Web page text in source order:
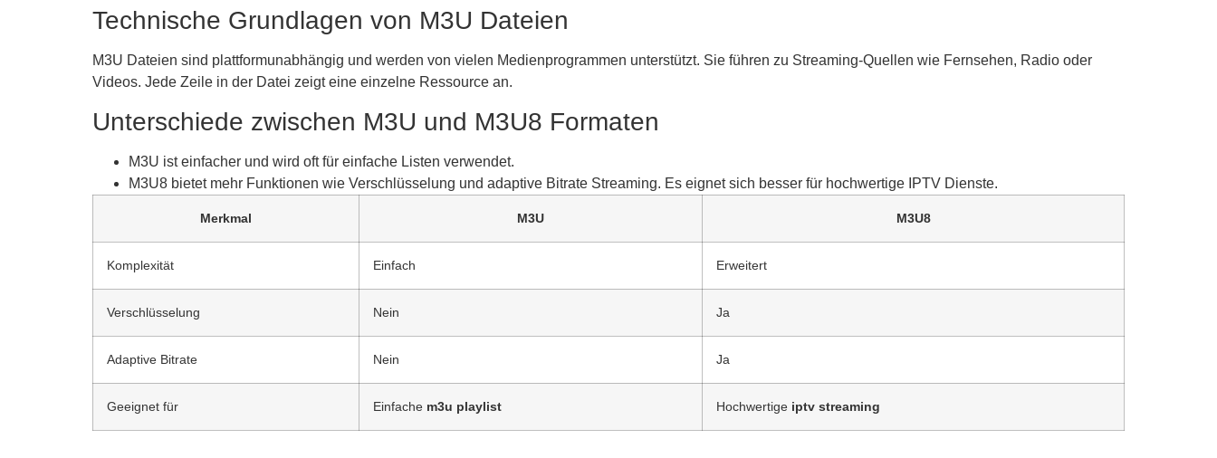
Technische Grundlagen von M3U Dateien
M3U Dateien sind plattformunabhängig und werden von vielen Medienprogrammen unterstützt. Sie führen zu Streaming-Quellen wie Fernsehen, Radio oder
Videos. Jede Zeile in der Datei zeigt eine einzelne Ressource an.
Unterschiede zwischen M3U und M3U8 Formaten
M3U ist einfacher und wird oft für einfache Listen verwendet.
M3U8 bietet mehr Funktionen wie Verschlüsselung und adaptive Bitrate Streaming. Es eignet sich besser für hochwertige IPTV Dienste.
Merkmal M3U M3U8
Komplexität Einfach Erweitert
Verschlüsselung Nein Ja
Adaptive Bitrate Nein Ja
Geeignet für Einfache m3u playlist Hochwertige iptv streaming